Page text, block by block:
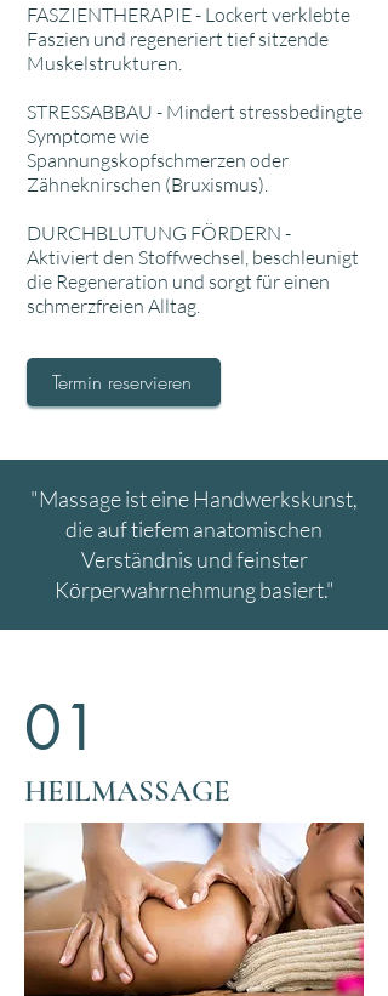
FASZIENTHERAPIE - Lockert verklebte
Faszien und regeneriert tief sitzende
Muskelstrukturen.
STRESSABBAU - Mindert stressbedingte
Symptome wie
Spannungskopfschmerzen oder
Zähneknirschen (Bruxismus).
DURCHBLUTUNG FÖRDERN -
Aktiviert den Stoffwechsel, beschleunigt
die Regeneration und sorgt für einen
schmerzfreien Alltag.
Termin reservieren
"Massage ist eine Handwerkskunst,
die auf tiefem anatomischen
Verständnis und feinster
Körperwahrnehmung basiert."
01
HEILMASSAGE